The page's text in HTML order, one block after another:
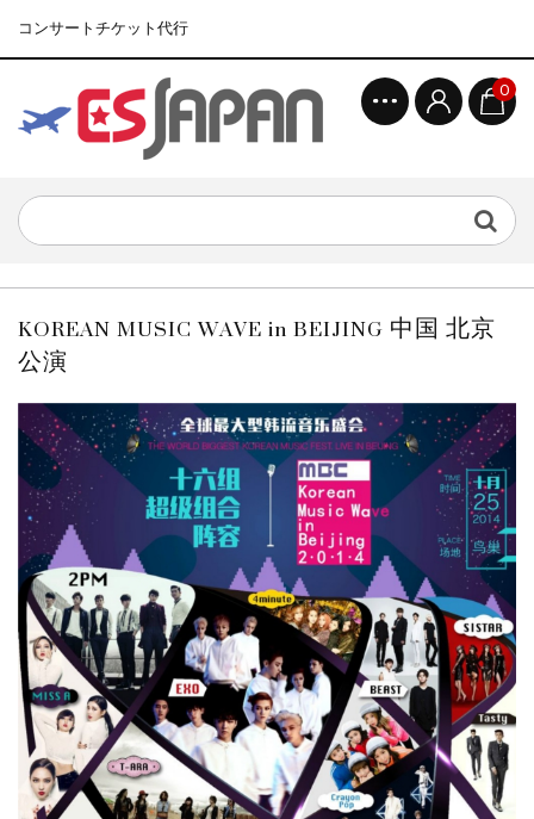
コンサートチケット代行
0
KOREAN MUSIC WAVE in BEIJING 中国 北京
公演